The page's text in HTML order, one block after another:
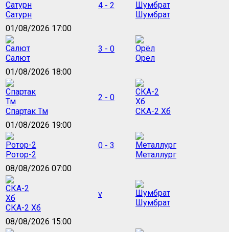
Сатурн
4 - 2
Шумбрат
01/08/2026 17:00
Салют
3 - 0
Орёл
01/08/2026 18:00
Спартак Тм
2 - 0
СКА-2 Хб
01/08/2026 19:00
Ротор-2
0 - 3
Металлург
08/08/2026 07:00
СКА-2 Хб
v
Шумбрат
08/08/2026 15:00